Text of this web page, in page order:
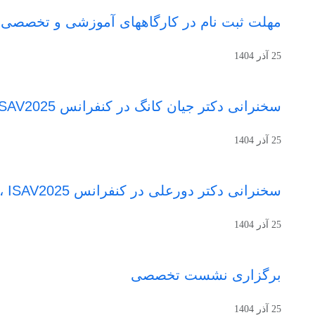
مهلت ثبت نام در کارگاههای آموزشی و تخصصی تا 29
25 آذر 1404
سخنرانی دکتر جیان کانگ در کنفرانس ISAV2025 ، پنجشنبه 4 دیماه
25 آذر 1404
سخنرانی دکتر دورعلی در کنفرانس ISAV2025 ، پنجشنبه 4 دیماه
25 آذر 1404
برگزاری نشست تخصصی
25 آذر 1404